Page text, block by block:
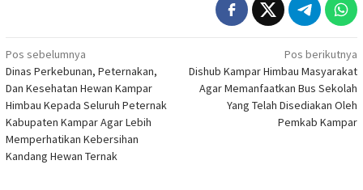
Navigasi
pos
Pos sebelumnya
Dinas Perkebunan, Peternakan,
Dan Kesehatan Hewan Kampar
Himbau Kepada Seluruh Peternak
Kabupaten Kampar Agar Lebih
Memperhatikan Kebersihan
Kandang Hewan Ternak
Pos berikutnya
Dishub Kampar Himbau Masyarakat
Agar Memanfaatkan Bus Sekolah
Yang Telah Disediakan Oleh
Pemkab Kampar